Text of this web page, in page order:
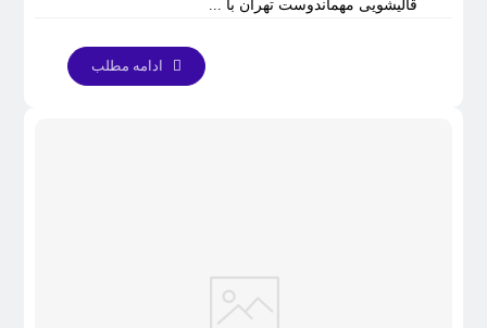
قالیشویی مهماندوست تهران با ...
ادامه مطلب